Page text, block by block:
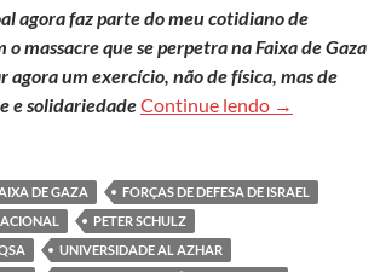
agora faz parte do meu cotidiano de
o massacre que se perpetra na Faixa de Gaza
agora um exercício, não de física, mas de
e solidariedadeContinue lendo Uma guerra
→
DE GAZA
FORÇAS DE DEFESA DE ISRAEL
PETER SCHULZ
UNIVERSIDADE AL AZHAR